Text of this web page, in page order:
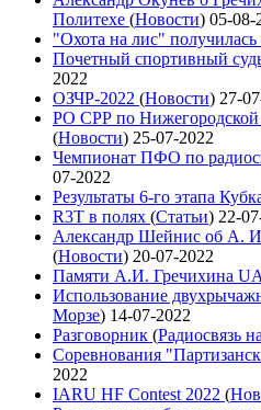
Политехе (Новости) 05-08-
"Охота на лис" получилась
Почетный спортивный
2022
ОЗЧР-2022 (Новости) 27-
РО СРР по Нижегородской
(Новости) 25-07-2022
Чемпионат ПФО по
07-2022
Результаты 6-го этапа
R3T в полях (Статьи) 22-
Александр Шейнис об А.
(Новости) 20-07-2022
Памяти А.И. Гречихина
Использование
Морзе) 14-07-2022
Разговорник (Радиосвязь
Соревнования
2022
IARU HF Contest 2022 (